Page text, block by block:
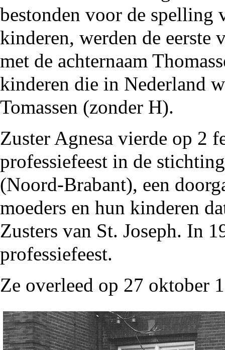
bestonden voor de spelling
kinderen, werden de eerste
met de achternaam
kinderen die in Nederland
Tomassen (zonder H).
Zuster Agnesa vierde op 2
professiefeest in de
(Noord-Brabant), een
moeders en hun kinderen
Zusters van St. Joseph. In
professiefeest.
Ze overleed op 27 oktober